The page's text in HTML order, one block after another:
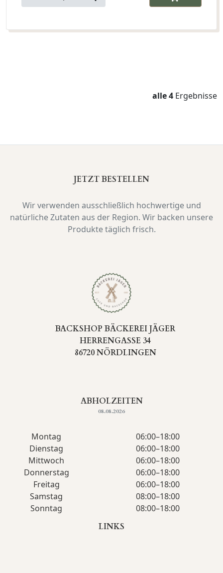
alle 4 Ergebnisse
JETZT BESTELLEN
Wir verwenden ausschließlich hochwertige und
natürliche Zutaten aus der Region. Wir backen unsere
Produkte täglich frisch.
BACKSHOP BÄCKEREI JÄGER
HERRENGASSE 34
86720 NÖRDLINGEN
ABHOLZEITEN
08.08.2026
Montag
06:00–18:00
Dienstag
06:00–18:00
Mittwoch
06:00–18:00
Donnerstag
06:00–18:00
Freitag
06:00–18:00
Samstag
08:00–18:00
Sonntag
08:00–18:00
LINKS